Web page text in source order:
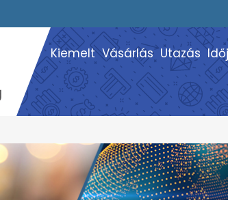
Kiemelt Vásárlás Utazás